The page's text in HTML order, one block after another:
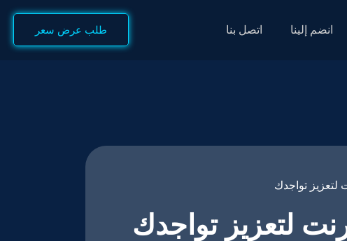
انضم إلينا اتصل بنا طلب عرض سعر
لتعزيز تواجدك
لتعزيز تواجدك